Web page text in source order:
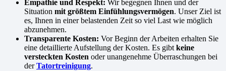
Empathie und Respekt: Wir begegnen Ihnen und der
Situation mit größtem Einfühlungsvermögen. Unser Ziel ist
es, Ihnen in einer belastenden Zeit so viel Last wie möglich
abzunehmen.
Transparente Kosten: Vor Beginn der Arbeiten erhalten Sie
eine detaillierte Aufstellung der Kosten. Es gibt keine
versteckten Kosten oder unangenehme Überraschungen bei
derTatortreinigung.